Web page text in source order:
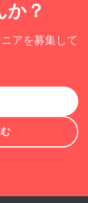
か？
アを募集して